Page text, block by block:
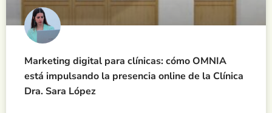
Marketing digital para clínicas: cómo OMNIA
está impulsando la presencia online de la Clínica
Dra. Sara López